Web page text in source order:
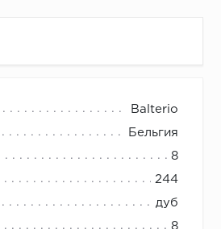
Balterio
Бельгия
8
244
дуб
8